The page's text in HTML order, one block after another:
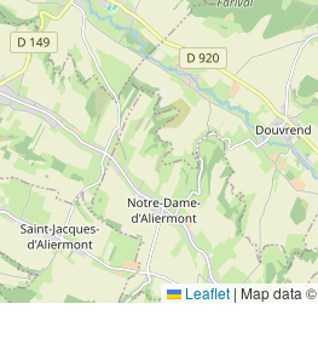
Leaflet | Map data ©